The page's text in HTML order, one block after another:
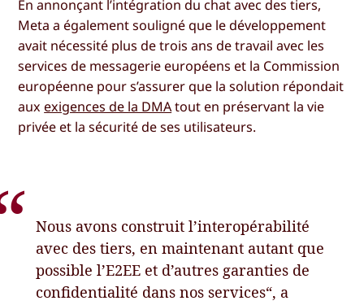
En annonçant l’intégration du chat avec des tiers,
Meta a également souligné que le développement
avait nécessité plus de trois ans de travail avec les
services de messagerie européens et la Commission
européenne pour s’assurer que la solution répondait
aux exigences de la DMAtout en préservant la vie
privée et la sécurité de ses utilisateurs.
Nous avons construit l’interopérabilité
avec des tiers, en maintenant autant que
possible l’E2EE et d’autres garanties de
confidentialité dans nos services“, a